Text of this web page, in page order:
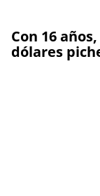
Con 16
dólares